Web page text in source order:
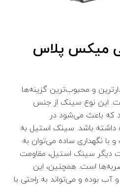
میکس پلاس
و محبوب‌ترین گزینه‌ها
این نوع سینک از جنس
که باعث می‌شود در
داشته باشد. سینک استیل به
با نگهداری ساده می‌توان به
دیگر سینک استیل، مقاومت
است. همچنین، این
آب بوده و می‌تواند به راحتی با